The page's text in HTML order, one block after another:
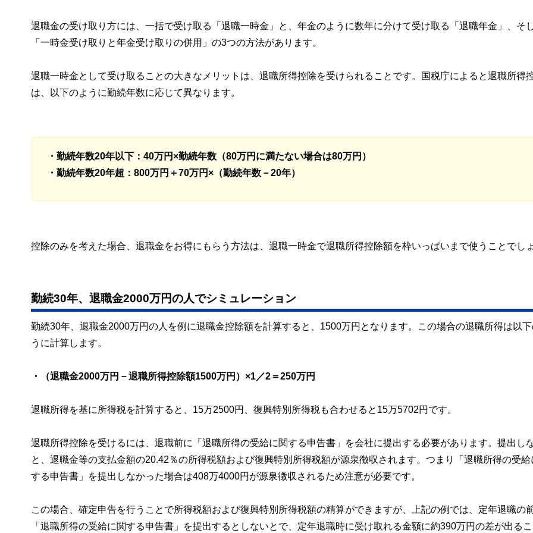
退職金の受け取り方には、一括で受け取る「退職一時金」と、年金のように数年に分けて受け取る「退職年金」、そ
「一時金受け取りと年金受け取りの併用」の3つの方法があります。
退職一時金として受け取ることの大きなメリットは、退職所得控除を受けられることです。国税庁によると退職所得
は、以下のように勤続年数に応じて異なります。
・勤続年数20年以下：40万円×勤続年数（80万円に満たない場合は80万円）
・勤続年数20年超：800万円＋70万円×（勤続年数－20年）
控除のみを考えた場合、退職金をお得にもらう方法は、退職一時金で退職所得控除額を枠いっぱいまで使うことでしょ
勤続30年、退職金2000万円の人でシミュレーション
勤続30年、退職金2000万円の人を例に退職金控除額を計算すると、1500万円となります。この場合の退職所得は以下
うに計算します。
・（退職金2000万円－退職所得控除額1500万円）×1／2＝250万円
退職所得を基に所得税を計算すると、15万2500円、復興特別所得税も合わせると15万5702円です。
退職所得控除を受けるには、退職前に「退職所得の受給に関する申告書」を会社に提出する必要があります。提出し
と、退職金等の支払金額の20.42％の所得税額および復興特別所得税額が源泉徴収されます。つまり「退職所得の受給
する申告書」を提出しなかった場合は408万4000円が源泉徴収されるため注意が必要です。
この場合、確定申告を行うことで所得税額および復興特別所得税額の精算ができますが、上記の例では、定年退職の
「退職所得の受給に関する申告書」を提出するとしないとで、定年退職時に受け取れる金額に約390万円の差が出る